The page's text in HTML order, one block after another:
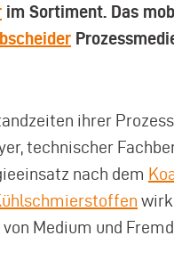
im Sortiment. Das
ihrer
technischer
nach dem
Medium und